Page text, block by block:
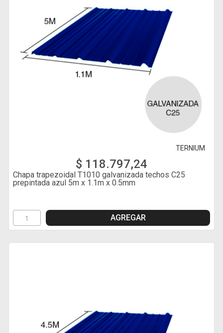
TERNIUM
$ 118.797,24
Chapa trapezoidal T1010 galvanizada techos C25
prepintada azul 5m x 1.1m x 0.5mm
AGREGAR